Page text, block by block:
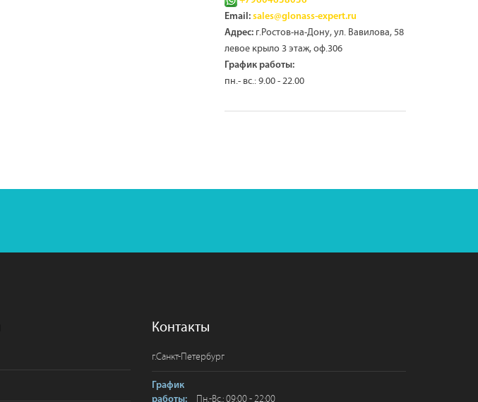
Email: sales@glonass-expert.ru
Адрес:г.Ростов-на-Дону, ул. Вавилова, 58
левое крыло 3 этаж, оф.306
График работы:
пн.- вс.: 9.00 - 22.00
Контакты
г.Санкт-Петербург
График
работы:
Пн.-Вс.: 09:00 - 22:00